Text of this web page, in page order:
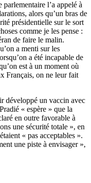
l’a appelé à
alors qu’un bras de
présidentielle sur le sort
comme je les pense :
de faire le malin.
a menti sur les
a été incapable de
est à un moment où
Français, on ne leur fait
développé un vaccin avec
« espère » que la
en outre favorable à
une sécurité totale », en
« pas acceptables ».
une piste à envisager »,